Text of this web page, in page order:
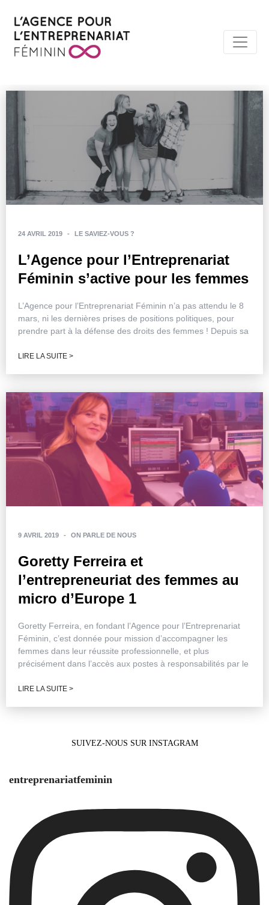
24 AVRIL 2019 - LE SAVIEZ-VOUS ?
L’Agence pour l’Entreprenariat
Féminin s’active pour les femmes
L’Agence pour l’Entreprenariat Féminin n’a pas attendu le 8
mars, ni les dernières prises de positions politiques, pour
prendre part à la défense des droits des femmes ! Depuis sa
LIRE LA SUITE >
9 AVRIL 2019 - ON PARLE DE NOUS
Goretty Ferreira et
l’entrepreneuriat des femmes au
micro d’Europe 1
Goretty Ferreira, en fondant l’Agence pour l’Entreprenariat
Féminin, c’est donnée pour mission d’accompagner les
femmes dans leur réussite professionnelle, et plus
précisément dans l’accès aux postes à responsabilités par le
LIRE LA SUITE >
SUIVEZ-NOUS SUR INSTAGRAM
entreprenariatfeminin